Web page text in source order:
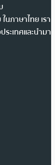
นภาษาไทย เรา
ะเทศและนำมา